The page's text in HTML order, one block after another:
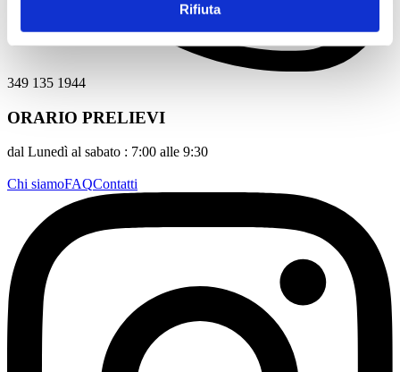
Rifiuta
349 135 1944
ORARIO PRELIEVI
dal Lunedì al sabato : 7:00 alle 9:30
Chi siamoFAQContatti